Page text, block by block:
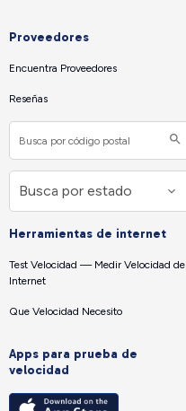
Proveedores
Encuentra Proveedores
Reseñas
Herramientas de internet
Test Velocidad — Medir Velocidad de
Internet
Que Velocidad Necesito
Apps para prueba de
velocidad